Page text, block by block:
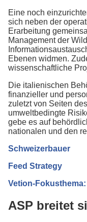
Eine noch
sich neben der
Erarbeitung
Management der
Ebenen widmen.
wissenschaftliche
Die italienischen
finanzieller und
zuletzt von Seiten
umweltbedingte
gebe es auf
nationalen und den
Schweizerbauer
Feed Strategy
Vetion-
ASP breitet